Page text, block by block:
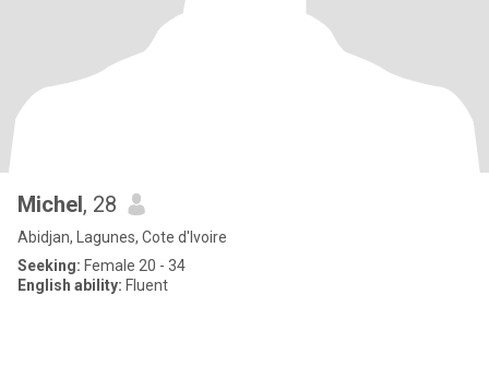
Michel, 28
Abidjan, Lagunes, Cote d'Ivoire
Seeking: Female 20 - 34
English ability: Fluent